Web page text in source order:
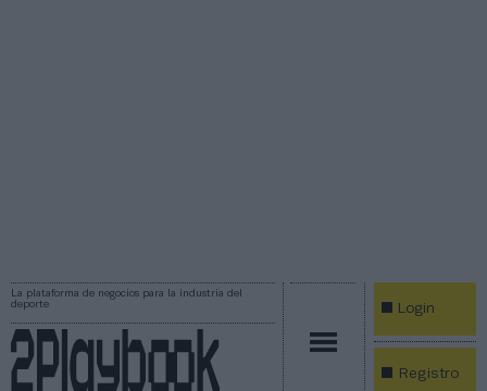
La plataforma de negocios para la industria del
deporte
Login
Registro